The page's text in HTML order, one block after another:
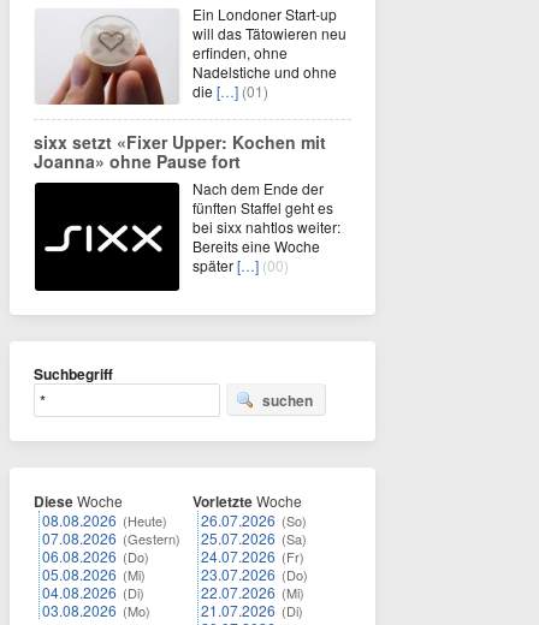
Ein Londoner Start-up
will das Tätowieren neu
erfinden, ohne
Nadelstiche und ohne
die […] (01)
sixx setzt «Fixer Upper: Kochen mit
Joanna» ohne Pause fort
Nach dem Ende der
fünften Staffel geht es
bei sixx nahtlos weiter:
Bereits eine Woche
später[…] (00)
Suchbegriff
suchen
DieseWoche
08.08.2026 (Heute)
07.08.2026 (Gestern)
06.08.2026 (Do)
05.08.2026 (Mi)
04.08.2026 (Di)
03.08.2026 (Mo)
VorletzteWoche
26.07.2026 (So)
25.07.2026 (Sa)
24.07.2026 (Fr)
23.07.2026 (Do)
22.07.2026 (Mi)
21.07.2026 (Di)